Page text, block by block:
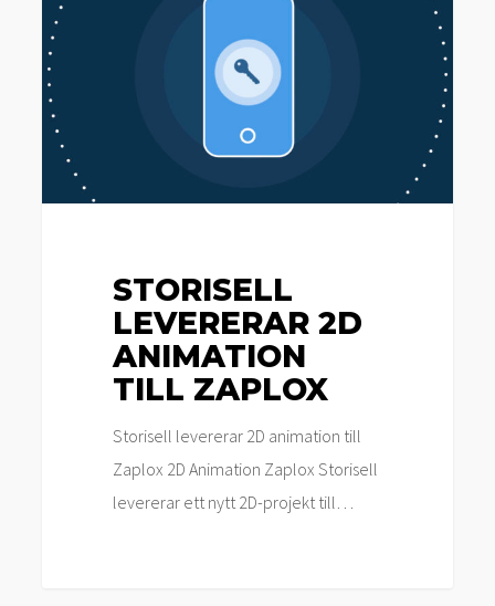
2D
animation
till
Zaplox
STORISELL
LEVERERAR 2D
ANIMATION
TILL ZAPLOX
Storisell levererar 2D animation till
Zaplox 2D Animation Zaplox Storisell
levererar ett nytt 2D-projekt till…